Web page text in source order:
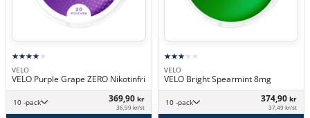
VELO
VELO Purple Grape ZERO Nikotinfri
10 -pack 369,90 kr
36,99 kr/st
VELO
VELO Bright Spearmint 8mg
10 -pack 374,90 kr
37,49 kr/st